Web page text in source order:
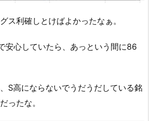
ス利確しとけばよかったなぁ。
安心していたら、あっという間に86
S高にならないでうだうだしている銘
ったな。